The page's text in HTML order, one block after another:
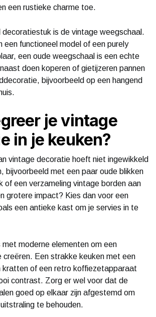
een rustieke charme toe.
decoratiestuk is de vintage weegschaal.
een functioneel model of een purely
een oude weegschaal is een echte
doen koperen of gietijzeren pannen
bijvoorbeeld op een hangend
je vintage
in je keuken?
vintage decoratie hoeft niet ingewikkeld
bijvoorbeeld met een paar oude blikken
of een verzameling vintage borden aan
grotere impact? Kies dan voor een
een antieke kast om je servies in te
met moderne elementen om een
creëren. Een strakke keuken met een
kratten of een retro koffiezetapparaat
contrast. Zorg er wel voor dat de
goed op elkaar zijn afgestemd om
te behouden.